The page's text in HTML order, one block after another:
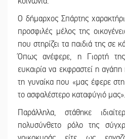
Ο δήμαρχος Σπάρτης
προσφιλές μέλος της
που στηρίζει τα παιδιά της σε
Όπως ανέφερε, η Γιορτή
ευκαιρία να εκφραστεί η
τη γυναίκα που «μας έφερε
το ασφαλέστερο καταφύγιό μας».
Παράλληλα, στάθηκε
πολυσύνθετο ρόλο της